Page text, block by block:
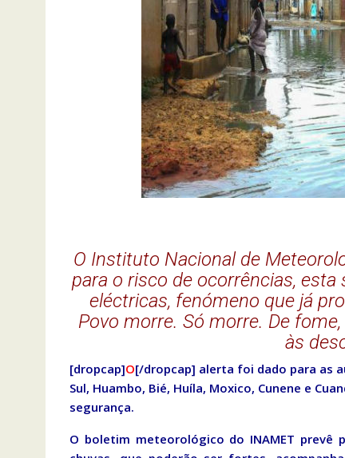
O Instituto Nacional de
para o risco de ocorrências,
eléctricas, fenómeno que já
Povo morre. Só morre. De
às
[dropcap]O[/dropcap] alerta foi dado para as
Sul, Huambo, Bié, Huíla, Moxico, Cunene e
segurança.
O boletim meteorológico do INAMET prevê